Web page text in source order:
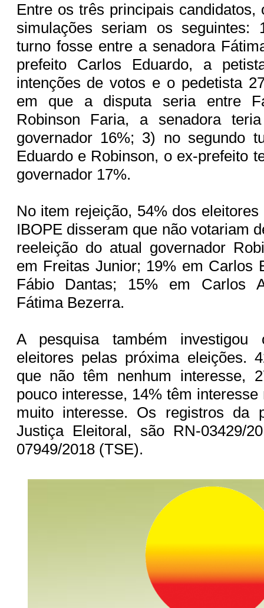
Entre os três principais candidatos,
simulações seriam os seguintes:
turno fosse entre a senadora
prefeito Carlos Eduardo, a
intenções de votos e o pedetista
em que a disputa seria entre
Robinson Faria, a senadora
governador 16%; 3) no segundo
Eduardo e Robinson, o ex-prefeito
governador 17%.
No item rejeição, 54% dos
IBOPE disseram que não votariam
reeleição do atual governador
em Freitas Junior; 19% em Carlos
Fábio Dantas; 15% em Carlos
Fátima Bezerra.
A pesquisa também investigou
eleitores pelas próxima eleições.
que não têm nenhum interesse,
pouco interesse, 14% têm
muito interesse. Os registros da
Justiça Eleitoral, são RN-03429/
07949/2018 (TSE).